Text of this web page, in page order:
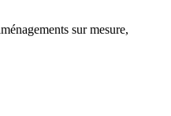
sur mesure,